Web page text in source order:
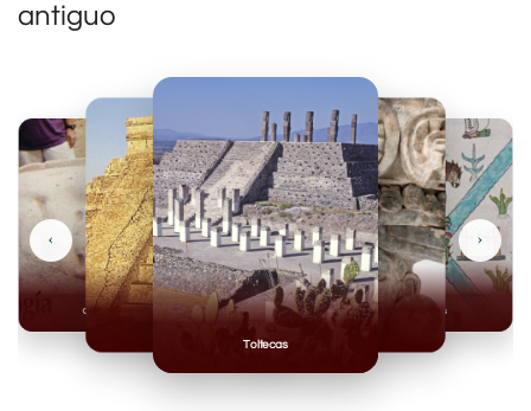
antiguo
Toltecas
Mexicas
Olmecas
‹ ›